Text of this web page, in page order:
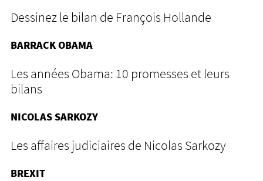
Dessinez le bilan de François Hollande
BARRACK OBAMA
Les années Obama: 10 promesses et leurs
bilans
NICOLAS SARKOZY
Les affaires judiciaires de Nicolas Sarkozy
BREXIT